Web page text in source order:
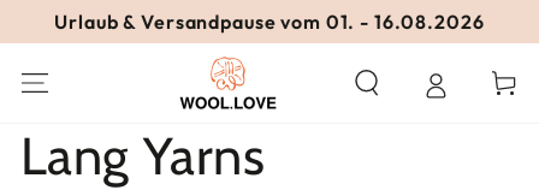
ZUM INHALT
SPRINGEN
Urlaub & Versandpause vom 01. - 16.08.2026
Kollektion:
Lang Yarns